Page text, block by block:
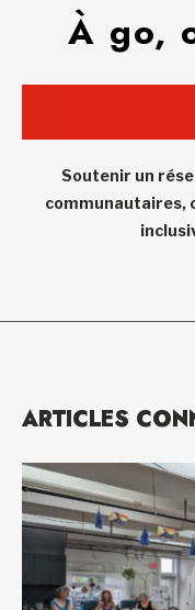
À go,
Soutenir un
communautaires,
ARTICLES